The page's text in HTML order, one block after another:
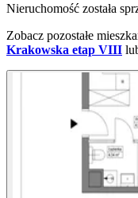
Nieruchomość została
Zobacz pozostałe
Krakowska etap VIII